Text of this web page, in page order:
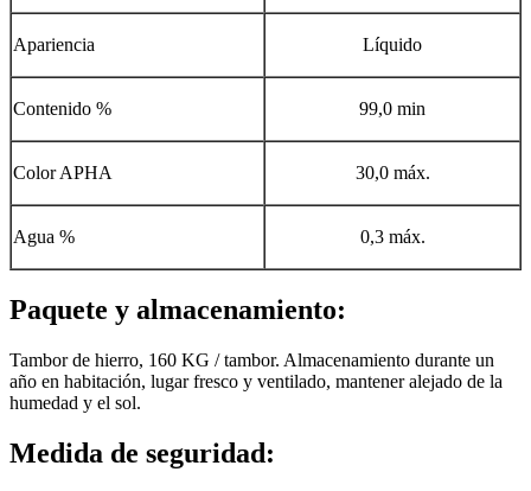
Apariencia Líquido
Contenido % 99,0 min
Color APHA 30,0 máx.
Agua % 0,3 máx.
Paquete y almacenamiento:
Tambor de hierro, 160 KG / tambor. Almacenamiento durante un
año en habitación, lugar fresco y ventilado, mantener alejado de la
humedad y el sol.
Medida de seguridad: